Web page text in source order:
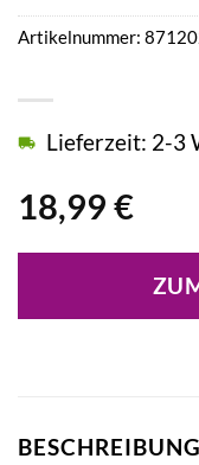
18,99 €
Lieferzeit: 2-3
Artikelnummer:
BESCHREIBUNG